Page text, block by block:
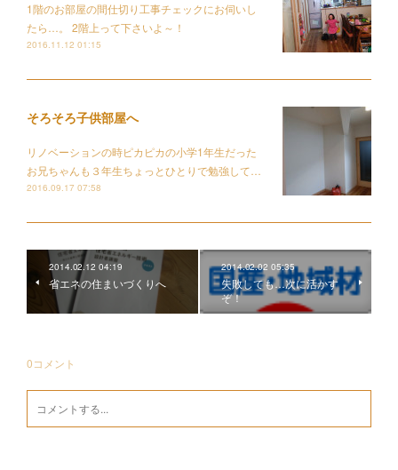
1階のお部屋の間仕切り工事チェックにお伺いし
たら…。 2階上って下さいよ～！
2016.11.12 01:15
そろそろ子供部屋へ
リノベーションの時ピカピカの小学1年生だった
お兄ちゃんも３年生ちょっとひとりで勉強して…
2016.09.17 07:58
2014.02.12 04:19
省エネの住まいづくりへ
2014.02.02 05:35
失敗しても…次に活かす
ぞ！
0コメント